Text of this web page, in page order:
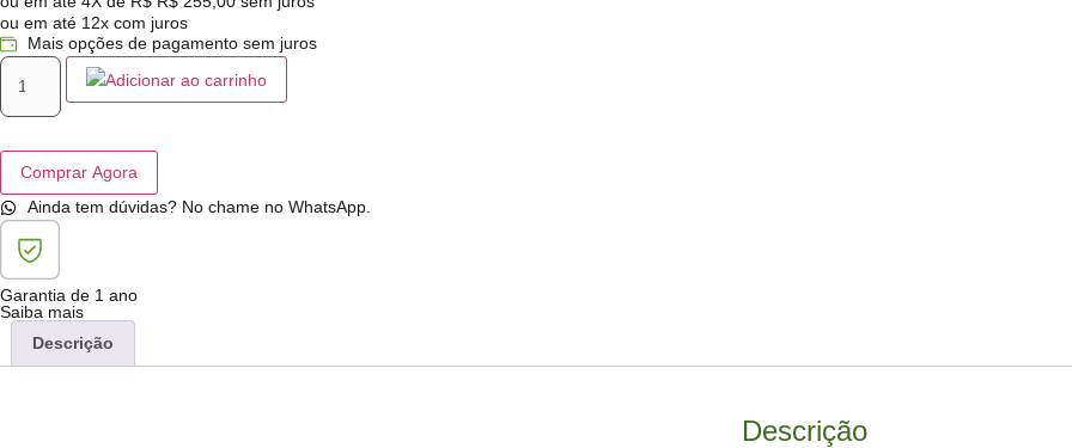
ou em até 12x com juros
Mais opções de pagamento sem juros
Adicionar ao carrinho
Comprar Agora
Ainda tem dúvidas? No chame no WhatsApp.
Garantia de 1 ano
Saiba mais
Descrição
Descrição